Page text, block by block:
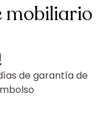
mobiliario
de garantía de